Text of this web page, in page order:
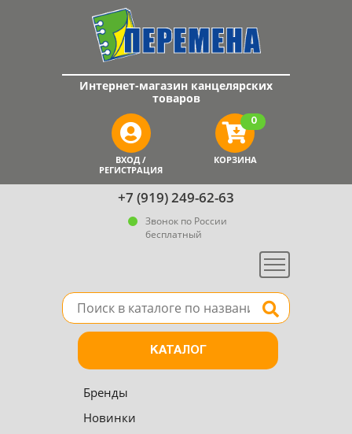
+7 (919) 249-62-63
Звонок по России
бесплатный
Меню
Интернет-магазин канцелярских
товаров
ВХОД /
РЕГИСТРАЦИЯ
КОРЗИНА
0
Поле для поиска товара в каталоге Найти
КАТАЛОГ
Бренды
Новинки